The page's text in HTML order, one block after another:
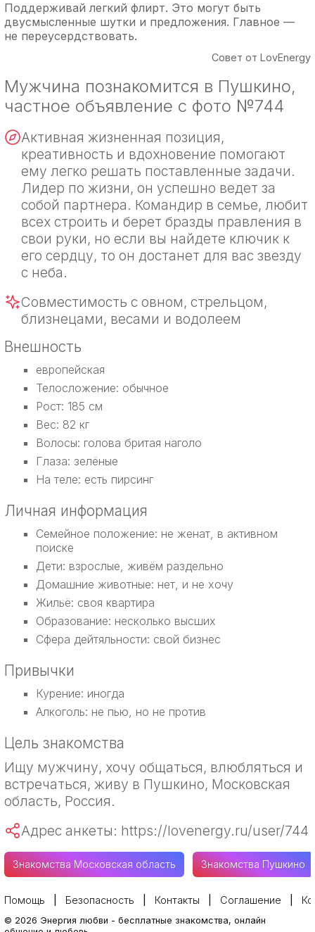
Поддерживай легкий флирт. Это могут быть
двусмысленные шутки и предложения. Главное —
не переусердствовать.
Совет от LovEnergy
Мужчина познакомится в Пушкино,
частное объявление с фото №744
Активная жизненная позиция,
креативность и вдохновение помогают
ему легко решать поставленные задачи.
Лидер по жизни, он успешно ведет за
собой партнера. Командир в семье, любит
всех строить и берет бразды правления в
свои руки, но если вы найдете ключик к
его сердцу, то он достанет для вас звезду
с неба.
Совместимость с овном, стрельцом,
близнецами, весами и водолеем
Внешность
европейская
Телосложение: обычное
Рост: 185 см
Вес: 82 кг
Волосы: голова бритая наголо
Глаза: зелёные
На теле: есть пирсинг
Личная информация
Семейное положение: не женат, в активном
поиске
Дети: взрослые, живём раздельно
Домашние животные: нет, и не хочу
Жильё: своя квартира
Образование: несколько высших
Сфера дейтяльности: свой бизнес
Привычки
Курение: иногда
Алкоголь: не пью, но не против
Цель знакомства
Ищу мужчину, хочу общаться, влюбляться и
встречаться, живу в Пушкино, Московская
область, Россия.
Адрес анкеты: https://lovenergy.ru/user/744
Знакомства Московская область Знакомства Пушкино
Помощь Безопасность Контакты Соглашение
© 2026 Энергия любви - бесплатные знакомства, онлайн